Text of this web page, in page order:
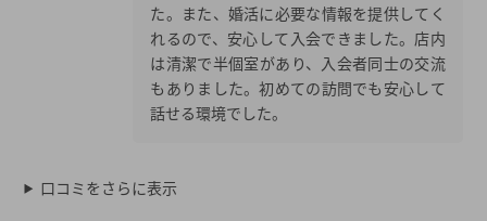
た。また、婚活に必要な情報を提供してく
れるので、安心して入会できました。店内
は清潔で半個室があり、入会者同士の交流
もありました。初めての訪問でも安心して
話せる環境でした。
口コミをさらに表示